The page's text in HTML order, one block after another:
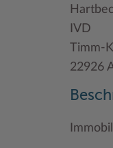
IVD
Timm-
22926